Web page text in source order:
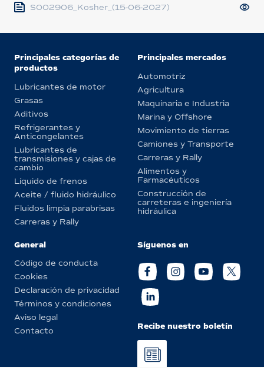
S002906_Kosher_(15-06-2027)
Principales categorías de
productos
Lubricantes de motor
Grasas
Aditivos
Refrigerantes y
Anticongelantes
Lubricantes de
transmisiones y cajas de
cambio
Líquido de frenos
Aceite / fluido hidráulico
Fluidos limpia parabrisas
Carreras y Rally
Principales mercados
Automotriz
Agricultura
Maquinaria e Industria
Marina y Offshore
Movimiento de tierras
Camiones y Transporte
Carreras y Rally
Alimentos y
Farmacéuticos
Construcción de
carreteras e ingeniería
hidráulica
General
Código de conducta
Cookies
Declaración de privacidad
Términos y condiciones
Aviso legal
Contacto
Síguenos en
Recibe nuestro boletín